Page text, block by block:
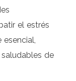
el estrés
esencial,
de